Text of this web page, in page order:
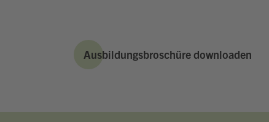
Ausbildungsbroschüre downloaden